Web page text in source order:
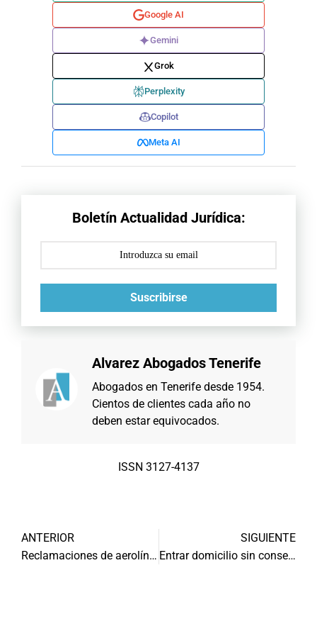
Google AI
Gemini
Grok
Perplexity
Copilot
Meta AI
Boletín Actualidad Jurídica:
Suscribirse
Alvarez Abogados Tenerife
Abogados en Tenerife desde 1954.
Cientos de clientes cada año no
deben estar equivocados.
ISSN 3127-4137
ANTERIOR
Reclamaciones de aerolíneas
SIGUIENTE
Entrar domicilio sin consentimiento